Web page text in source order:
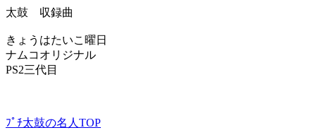
太鼓 収録曲
きょうはたいこ曜日
ナムコオリジナル
PS2三代目
ﾌﾟﾁ太鼓の名人TOP